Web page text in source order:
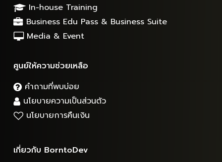
In-house Training
Business Edu Pass & Business Suite
Media & Event
ศูนย์ให้ความช่วยเหลือ
คำถามที่พบบ่อย
นโยบายความเป็นส่วนตัว
นโยบายการคืนเงิน
เกี่ยวกับ BorntoDev